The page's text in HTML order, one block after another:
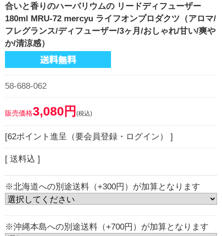
合いと香りのハーバリウムの リードディフューザー
180ml MRU-72 mercyu ライフオンプロダクツ（アロマ/
フレグランス/ディフューザー/3ヶ月/おしゃれ/甘い/爽や
か/清涼感）
58-688-062
販売価格3,080円 (税込)
[62ポイント進呈（要会員登録・ログイン） ]
[ 送料込 ]
※北海道への別途送料（+300円）が加算となります
※沖縄本島への別途送料（+700円）が加算となります